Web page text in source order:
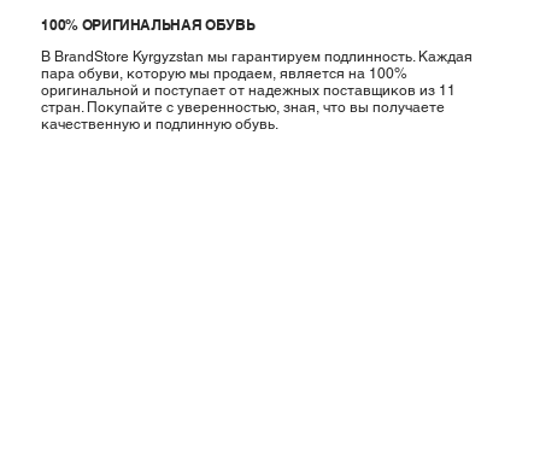
100% ОРИГИНАЛЬНАЯ ОБУВЬ
В BrandStore Kyrgyzstan мы гарантируем подлинность. Каждая
пара обуви, которую мы продаем, является на 100%
оригинальной и поступает от надежных поставщиков из 11
стран. Покупайте с уверенностью, зная, что вы получаете
качественную и подлинную обувь.